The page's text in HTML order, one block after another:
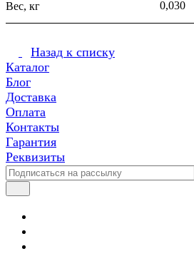
Вес, кг 0,030
Назад к списку
Каталог
Блог
Доставка
Оплата
Контакты
Гарантия
Реквизиты